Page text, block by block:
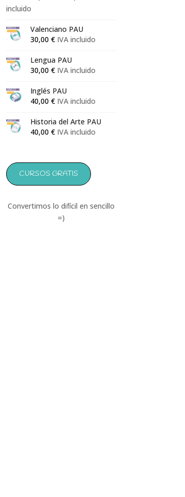
50,00 €
133,00 €
incluido
Valenciano PAU
30,00 € IVA incluido
Lengua PAU
30,00 € IVA incluido
Inglés PAU
40,00 € IVA incluido
Historia del Arte PAU
40,00 € IVA incluido
CURSOS GRATIS
Convertimos lo difícil en sencillo
=)